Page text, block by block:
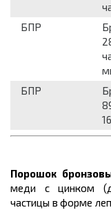
БПР
БПР
Порошок
меди с цинком
частицы в форме